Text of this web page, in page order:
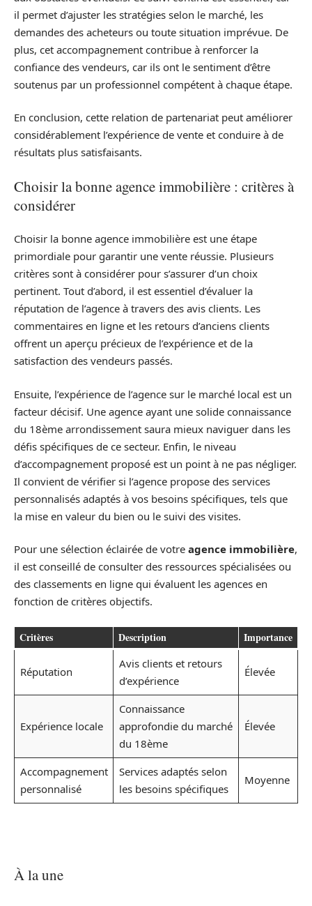
il permet d’ajuster les stratégies selon le marché, les
demandes des acheteurs ou toute situation imprévue. De
plus, cet accompagnement contribue à renforcer la
confiance des vendeurs, car ils ont le sentiment d’être
soutenus par un professionnel compétent à chaque étape.
En conclusion, cette relation de partenariat peut améliorer
considérablement l’expérience de vente et conduire à de
résultats plus satisfaisants.
Choisir la bonne agence immobilière : critères à
considérer
Choisir la bonne agence immobilière est une étape
primordiale pour garantir une vente réussie. Plusieurs
critères sont à considérer pour s’assurer d’un choix
pertinent. Tout d’abord, il est essentiel d’évaluer la
réputation de l’agence à travers des avis clients. Les
commentaires en ligne et les retours d’anciens clients
offrent un aperçu précieux de l’expérience et de la
satisfaction des vendeurs passés.
Ensuite, l’expérience de l’agence sur le marché local est un
facteur décisif. Une agence ayant une solide connaissance
du 18ème arrondissement saura mieux naviguer dans les
défis spécifiques de ce secteur. Enfin, le niveau
d’accompagnement proposé est un point à ne pas négliger.
Il convient de vérifier si l’agence propose des services
personnalisés adaptés à vos besoins spécifiques, tels que
la mise en valeur du bien ou le suivi des visites.
Pour une sélection éclairée de votre agence immobilière,
il est conseillé de consulter des ressources spécialisées ou
des classements en ligne qui évaluent les agences en
fonction de critères objectifs.
Critères Description Importance
Réputation
Avis clients et retours
d’expérience
Élevée
Expérience locale
Connaissance
approfondie du marché
du 18ème
Élevée
Accompagnement
personnalisé
Services adaptés selon
les besoins spécifiques
Moyenne
À la une